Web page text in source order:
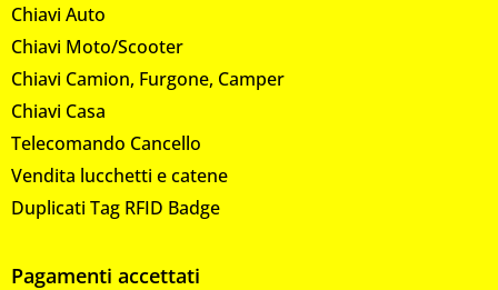
Chiavi Auto
Chiavi Moto/Scooter
Chiavi Camion, Furgone, Camper
Chiavi Casa
Telecomando Cancello
Vendita lucchetti e catene
Duplicati Tag RFID Badge
Pagamenti accettati